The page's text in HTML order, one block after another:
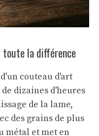
la différence
couteau d'art
dizaines d'heures
de la lame,
des grains de plus
métal et met en